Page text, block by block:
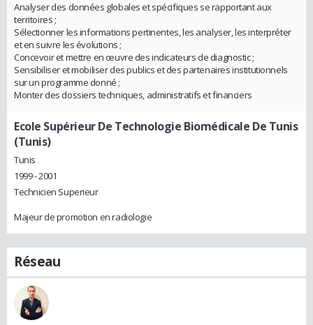
Analyser des données globales et spécifiques se rapportant aux
territoires ;
Sélectionner les informations pertinentes, les analyser, les interpréter
et en suivre les évolutions ;
Concevoir et mettre en œuvre des indicateurs de diagnostic ;
Sensibiliser et mobiliser des publics et des partenaires institutionnels
sur un programme donné ;
Monter des dossiers techniques, administratifs et financiers
Ecole Supérieur De Technologie Biomédicale De Tunis
(Tunis)
Tunis
1999 - 2001
Technicien Superieur
Majeur de promotion en radiologie
Réseau